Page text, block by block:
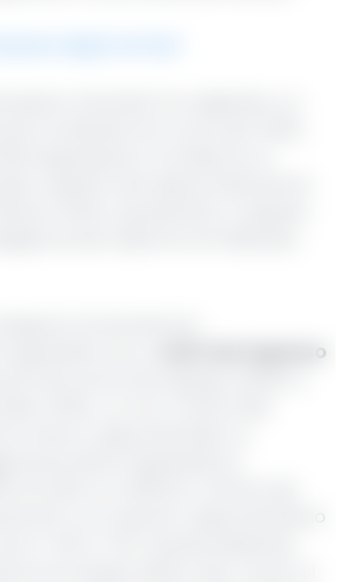
degli animali
Animale ha registrato un
di attività nel corso del 2025,
segnalazioni. Si tratta di un
rispetto alla data di istituzione
2024, soprattutto in seguito
del sistema nel febbraio
di animali più
sono i
suini da ingrasso
da carne da ingrasso (20%) e
(14%). Le non conformità
hanno rappresentato la
delle segnalazioni,
di tutte le notifiche, mentre gli
e al macello rappresentano
il 4% e l'1%. Questa disparità
principale della rete, ovvero il